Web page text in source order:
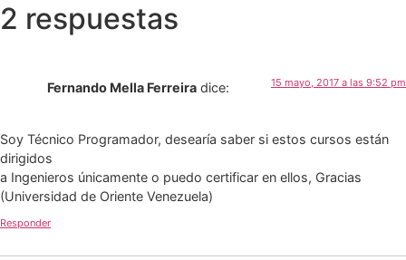
2 respuestas
Fernando Mella Ferreira dice: 15 mayo, 2017 a las 9:52 pm
Soy Técnico Programador, desearía saber si estos cursos están
dirigidos
a Ingenieros únicamente o puedo certificar en ellos, Gracias
(Universidad de Oriente Venezuela)
Responder